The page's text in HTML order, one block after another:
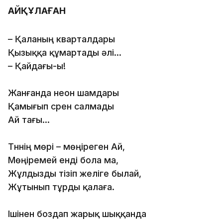
АЙҚҰЛАҒАН
– Қаланың кварталдары
Қызыққа құмартады әлi...
– Қайдағы-ы!
Жанғанда неон шамдары
Қамығып сүрен салмады
Ай тағы...
Түннiң мөрi – мөңiреген Ай,
Мөңiремей ендi бола ма,
Жұлдызды тiзiп желiге былай,
Жұтынып тұрды қалаға.
Iшiнен боздап жарық шыққанда